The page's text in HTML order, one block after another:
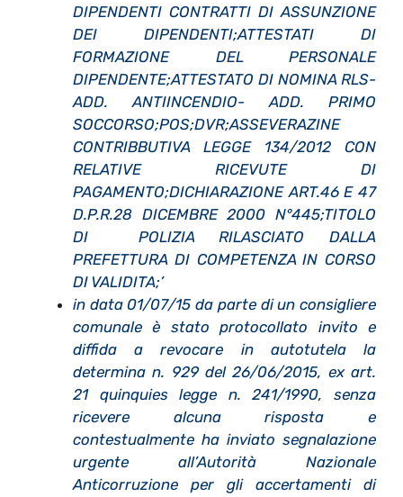
DIPENDENTI CONTRATTI DI ASSUNZIONE
DEI DIPENDENTI;ATTESTATI DI
FORMAZIONE DEL PERSONALE
DIPENDENTE;ATTESTATO DI NOMINA RLS-
ADD. ANTIINCENDIO- ADD. PRIMO
SOCCORSO;POS;DVR;ASSEVERAZINE
CONTRIBBUTIVA LEGGE 134/2012 CON
RELATIVE RICEVUTE DI
PAGAMENTO;DICHIARAZIONE ART.46 E 47
D.P.R.28 DICEMBRE 2000 N°445;TITOLO
DI POLIZIA RILASCIATO DALLA
PREFETTURA DI COMPETENZA IN CORSO
DI VALIDITA;’
in data 01/07/15 da parte di un consigliere
comunale è stato protocollato invito e
diffida a revocare in autotutela la
determina n. 929 del 26/06/2015, ex art.
21 quinquies legge n. 241/1990, senza
ricevere alcuna risposta e
contestualmente ha inviato segnalazione
urgente all’Autorità Nazionale
Anticorruzione per gli accertamenti di